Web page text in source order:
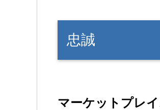
忠誠
マーケットプレ